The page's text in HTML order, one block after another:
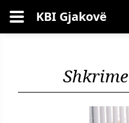
Kërko KBI Gjakovë